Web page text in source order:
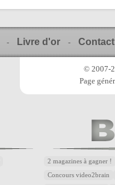
- Livre d'or - Contact
© 2007-
Page
2 magazines à gagner !
Concours video2brain